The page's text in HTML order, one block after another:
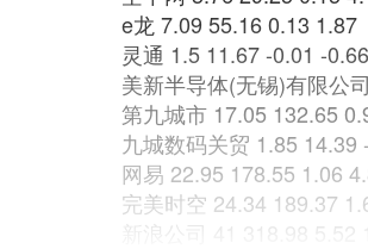
e龙 7.09 55.16 0.13 1.87
灵通 1.5 11.67 -0.01 -0.66
美新半导体(无锡)有限公
第九城市 17.05 132.65
九城数码关贸 1.85 14.39
网易 22.95 178.55 1.06
完美时空 24.34 189.37
新浪公司 41 318.98 5.52